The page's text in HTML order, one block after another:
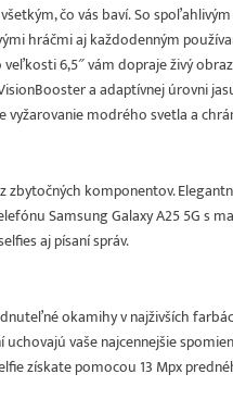
čo vás baví. So
hráčmi aj každodenným
veľkosti 6,5″ vám dopraje živý
a adaptívnej úrovni
modrého svetla a
komponentov.
Samsung Galaxy A25 5G s
aj písaní správ.
okamihy v najživších
vaše najcennejšie
získate pomocou 13 Mpx